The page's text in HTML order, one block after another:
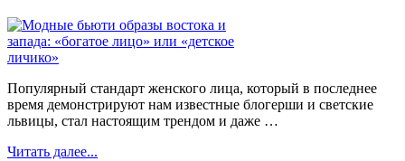
Популярный стандарт женского лица, который в последнее
время демонстрируют нам известные блогерши и светские
львицы, стал настоящим трендом и даже …
Читать далее...